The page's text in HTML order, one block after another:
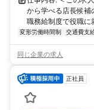
から学べる店長候補
職務給制度で役職に
変形労働時間制 交通費支
同じ企業の求人
正社員